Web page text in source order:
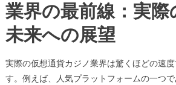
業界の最前線：実際
未来への展望
実際の仮想通貨カジノ業界は驚くほどの速
す。例えば、人気プラットフォームの一つで